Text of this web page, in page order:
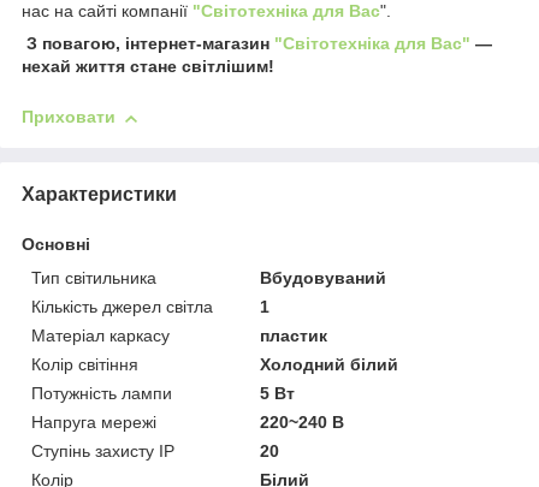
нас на сайті компанії "Світотехніка для Вас".
З повагою, інтернет-магазин "Світотехніка для Вас" —
нехай життя стане світлішим!
Приховати
Характеристики
Основні
Тип світильника
Вбудовуваний
Кількість джерел світла
1
Матеріал каркасу
пластик
Колір світіння
Холодний білий
Потужність лампи
5 Вт
Напруга мережі
220~240 В
Ступінь захисту IP
20
Колір
Білий